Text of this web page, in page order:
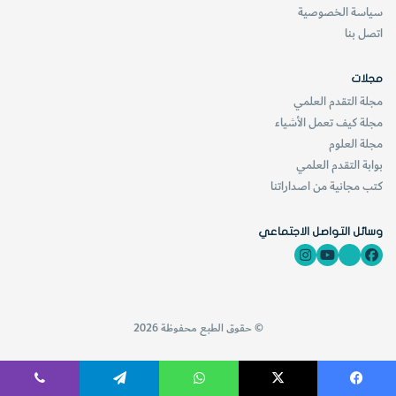
بأقل من 100 جنيه إسترليني، وإن كنت قادراً على دفع مبلغ مثل
نوع شميدت – كاسيغرين.
هذا كله يعتمد على اهتمامات الراصد، فالمهتم برصد القمر
والكواكب سوف يفضل غالباً منظاراً كاسراً، في حين أن المهتم
برصد « أجواز السماء» سيكون المنظار العاكس أفضل.
سياسة الخصوصية
اتصل بنا
مجلات
مجلة التقدم العلمي
مجلة كيف تعمل الأشياء
مجلة العلوم
بوابة التقدم العلمي
كتب مجانية من اصداراتنا
وسائل التواصل الاجتماعي
© حقوق الطبع محفوظة 2026